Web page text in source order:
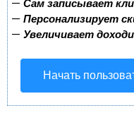
— Сам записывает
— Персонализирует
— Увеличивает
Начать